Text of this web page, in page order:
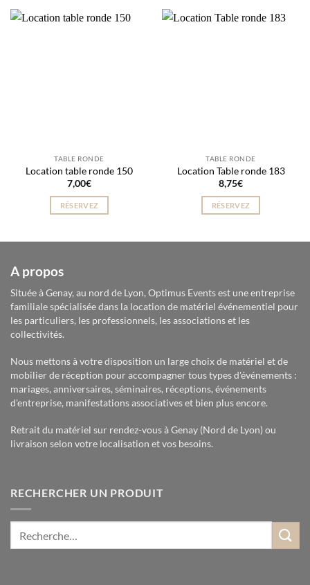
TABLE RONDE
Location table ronde 150
7,00€
RÉSERVEZ
TABLE RONDE
Location Table ronde 183
8,75€
RÉSERVEZ
A propos
Située à Genay, au nord de Lyon, Optimus Events est une entreprise
familiale spécialisée dans la location de matériel événementiel pour
les particuliers, les professionnels, les associations et les
collectivités.
Nous mettons à votre disposition un large choix de matériel et de
mobilier de réception pour accompagner tous types d'événements :
mariages, anniversaires, séminaires, réceptions, événements
d'entreprise, manifestations associatives et bien plus encore.
Retrait du matériel sur rendez-vous à Genay (Nord de Lyon) ou
livraison selon votre localisation et vos besoins.
RECHERCHER UN PRODUIT